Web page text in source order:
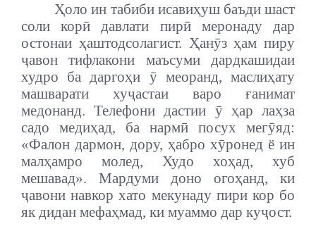
Ҳоло ин табиби исавиҳуш баъди шаст
соли корӣ давлати пирӣ меронаду дар
остонаи ҳаштодсолагист. Ҳанӯз ҳам пиру
ҷавон тифлакони маъсуми дардкашидаи
худро ба даргоҳи ӯ меоранд, маслиҳату
машварати хуҷастаи варо ғанимат
медонанд. Телефони дастии ӯ ҳар лаҳза
садо медиҳад, ба нармӣ посух мегӯяд:
«Фалон дармон, дору, ҳабро хӯронед ё ин
малҳамро молед, Худо хоҳад, хуб
мешавад». Мардуми доно огоҳанд, ки
ҷавони навкор хато мекунаду пири кор бо
як дидан мефаҳмад, ки муаммо дар куҷост.